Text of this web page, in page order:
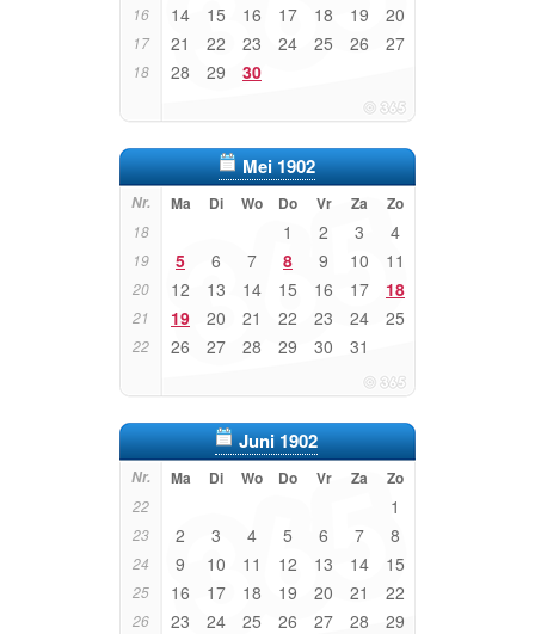
16 14 15 16 17 18 19 20
17 21 22 23 24 25 26 27
18 28 29 30
Mei 1902
Nr. Ma Di Wo Do Vr Za Zo
18 1 2 3 4
19 5 6 7 8 9 10 11
20 12 13 14 15 16 17 18
21 19 20 21 22 23 24 25
22 26 27 28 29 30 31
Juni 1902
Nr. Ma Di Wo Do Vr Za Zo
22 1
23 2 3 4 5 6 7 8
24 9 10 11 12 13 14 15
25 16 17 18 19 20 21 22
26 23 24 25 26 27 28 29